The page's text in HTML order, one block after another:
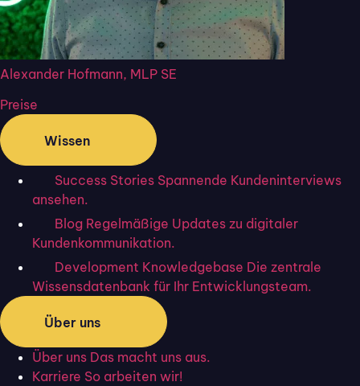
Alexander Hofmann, MLP SE
Preise
Wissen
Success Stories Spannende Kundeninterviews
ansehen.
Blog Regelmäßige Updates zu digitaler
Kundenkommunikation.
Development Knowledgebase Die zentrale
Wissensdatenbank für Ihr Entwicklungsteam.
Über uns
Über uns Das macht uns aus.
Karriere So arbeiten wir!
Mit Flixcheck tauschen Sie
Daten mit Ihren Kund:innen
einfach digital aus.
Spart Zeit und Portokosten
Begeistert Ihre Kund:innen
Ist zu 100% DSGVO konform
30 Tage kostenlos testen